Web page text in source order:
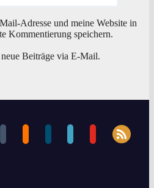
Adresse und meine Website in
Kommentierung speichern.
Beiträge via E-Mail.
youtube
rss